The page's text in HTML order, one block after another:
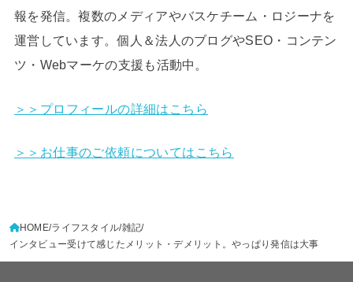
報を発信。複数のメディアやバスケチーム・ロジーナを
運営しています。個人＆法人のブログやSEO・コンテン
ツ・Webマーケの支援も活動中。
＞＞プロフィールの詳細はこちら
＞＞お仕事のご依頼についてはこちら
HOME ライフスタイル 雑記
インタビュー受けて感じたメリット・デメリット。やっぱり発信は大事